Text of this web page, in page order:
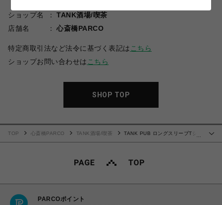
ショップ名
TANK酒場/喫茶
店舗名
心斎橋PARCO
特定商取引法など法令に基づく表記は こちら
ショップお問い合わせは こちら
SHOP TOP
TOP 心斎橋PARCO TANK酒場/喫茶
TANK PUB ロングスリーブTシ
PARCOポイント